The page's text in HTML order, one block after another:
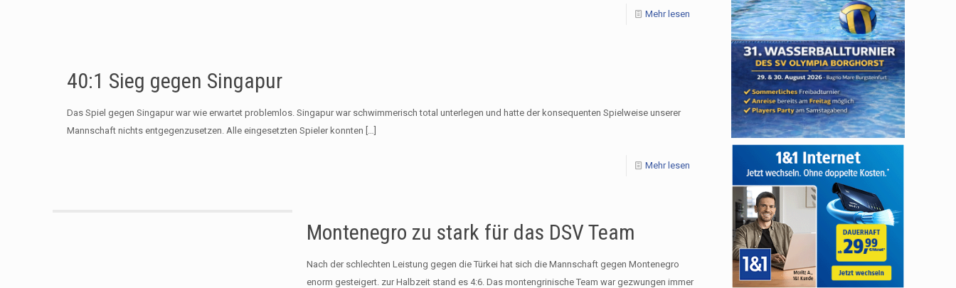
Mehr lesen
40:1 Sieg gegen Singapur
Das Spiel gegen Singapur war wie erwartet problemlos. Singapur war schwimmerisch total unterlegen und hatte der konsequenten Spielweise unserer
Mannschaft nichts entgegenzusetzen. Alle eingesetzten Spieler konnten […]
Mehr lesen
Montenegro zu stark für das DSV Team
Nach der schlechten Leistung gegen die Türkei hat sich die Mannschaft gegen Montenegro
enorm gesteigert. zur Halbzeit stand es 4:6. Das montengrinische Team war gezwungen immer